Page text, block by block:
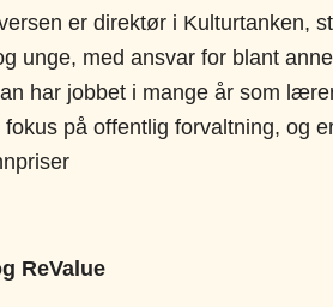
er direktør i Kulturtanken,
unge, med ansvar for blant
har jobbet i mange år som
på offentlig forvaltning, og
ReValue